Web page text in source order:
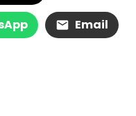
Email